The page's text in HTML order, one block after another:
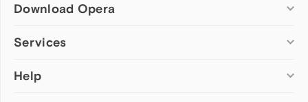
Download Opera
Computer browsers
Opera for Mac
Services
Add-ons
Help